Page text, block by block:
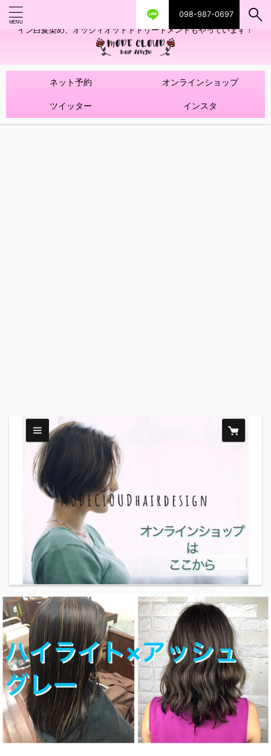
098-987-0697
艶ツヤヘアカラー！髪質改善トリートメントやハイライトを使ったデザ
イン白髪染め、オッジィオットトトリートメントもやっています！
ネット予約 オンラインショップ
ツイッター インスタ